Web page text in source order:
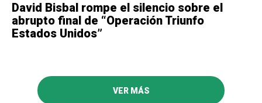
David Bisbal rompe el silencio sobre el
abrupto final de “Operación Triunfo
Estados Unidos”
VER MÁS